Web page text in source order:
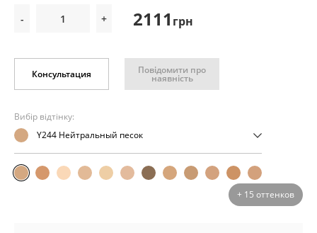
- + 2111 грн
Консультация Повідомити про
наявність
Вибір відтінку:
Y244 Нейтральный песок
+ 15 оттенков